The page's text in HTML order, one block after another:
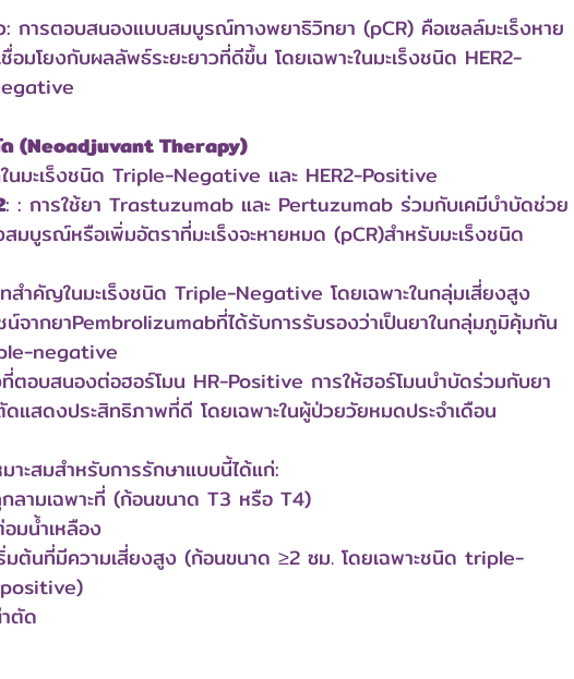
ว: การตอบสนองแบบสมบูรณ์ทางพยาธิวิทยา (pCR) คือเซลล์มะเร็งหาย
มโยงกับผลลัพธ์ระยะยาวที่ดีขึ้น โดยเฉพาะในมะเร็งชนิด HER2-
ด (Neoadjuvant Therapy)
นมะเร็งชนิด Triple-Negative และ HER2-Positive
: : การใช้ยา Trastuzumab และ Pertuzumab ร่วมกับเคมีบำบัดช่วย
มบูรณ์หรือเพิ่มอัตราที่มะเร็งจะหายหมด (pCR)สำหรับมะเร็งชนิด
สำคัญในมะเร็งชนิด Triple-Negative โดยเฉพาะในกลุ่มเสี่ยงสูง
น์จากยาPembrolizumabที่ได้รับการรับรองว่าเป็นยาในกลุ่มภูมิคุ้มกัน
negative
ที่ตอบสนองต่อฮอร์โมน HR-Positive การให้ฮอร์โมนบำบัดร่วมกับยา
แสดงประสิทธิภาพที่ดี โดยเฉพาะในผู้ป่วยวัยหมดประจำเดือน
าะสมสำหรับการรักษาแบบนี้ได้แก่:
กลามเฉพาะที่ (ก้อนขนาด T3 หรือ T4)
มน้ำเหลือง
ริ่มต้นที่มีความเสี่ยงสูง (ก้อนขนาด ≥2 ซม. โดยเฉพาะชนิด triple-
ตัด